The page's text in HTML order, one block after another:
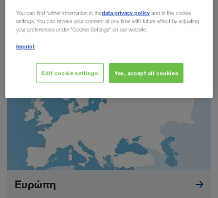
Αφρική.
ευρωπαϊκό μεταφορέα και ηγέτη της αγοράς μεταφορών
πλήρους φορτίου.
Ευρώπη
You can find further information in thedata privacy policy and in the cookie
settings. You can revoke your consent at any time with future effect by adjusting
your preferences under "Cookie Settings" on our website.
Imprint
Edit cookie settings Yes, accept all cookies